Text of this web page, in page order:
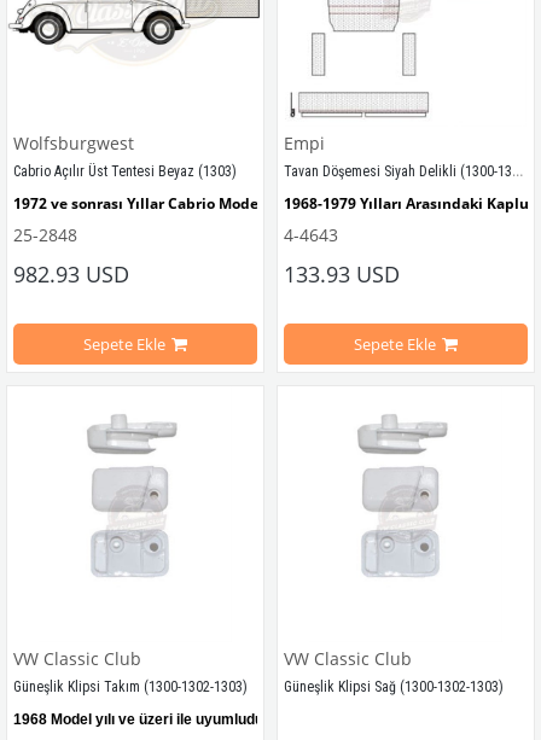
Wolfsburgwest
Cabrio Açılır Üst Tentesi Beyaz (1303)
1972 ve sonrası Yıllar Cabrio Modelleri İle Uyumludur
1303 Cabrio Modelleri İle Uyumludur
VWCC Parça No : 25-2848  OEM Parça No : 151871035L
25-2848
982.93 USD
Sepete Ekle
Empi
Tavan Döşemesi Siyah Delikli (1300-1302-1303)
1968-1979 Yılları Arasındaki
1300-1302-1303 Kaplumbağa
VWCC Parça No : 4-4643 OEM Parça
4-4643
133.93 USD
Sepete Ekle
VW Classic Club
Güneşlik Klipsi Takım (1300-1302-1303)
1968 Model yılı ve üzeri ile uyumludur.
VW Classic Club
Güneşlik Klipsi Sağ (1300-1302-1303)